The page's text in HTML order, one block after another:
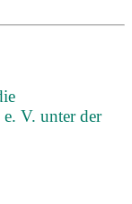
V. unter der